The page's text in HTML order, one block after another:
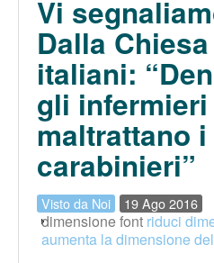
Vi
Dalla
italiani:
gli
maltrattano
carabinieri”
Visto da Noi 19 Ago 2016
dimensione font riduci
aumenta la dimensione